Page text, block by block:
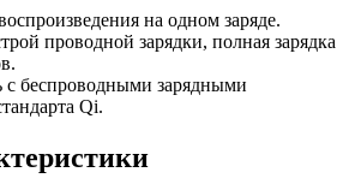
на одном заряде.
проводной зарядки, полная зарядка
с беспроводными зарядными
Qi.